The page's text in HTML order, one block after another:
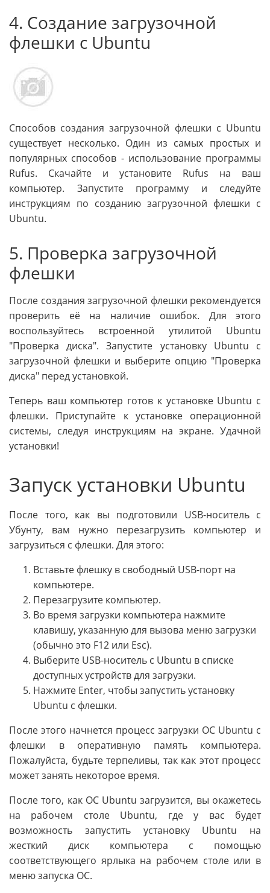
4. Создание загрузочной
флешки с Ubuntu
Способов создания загрузочной флешки с Ubuntu
существует несколько. Один из самых простых и
популярных способов - использование программы
Rufus. Скачайте и установите Rufus на ваш
компьютер. Запустите программу и следуйте
инструкциям по созданию загрузочной флешки с
Ubuntu.
5. Проверка загрузочной
флешки
После создания загрузочной флешки рекомендуется
проверить её на наличие ошибок. Для этого
воспользуйтесь встроенной утилитой Ubuntu
"Проверка диска". Запустите установку Ubuntu с
загрузочной флешки и выберите опцию "Проверка
диска" перед установкой.
Теперь ваш компьютер готов к установке Ubuntu с
флешки. Приступайте к установке операционной
системы, следуя инструкциям на экране. Удачной
установки!
Запуск установки Ubuntu
После того, как вы подготовили USB-носитель с
Убунту, вам нужно перезагрузить компьютер и
загрузиться с флешки. Для этого:
Вставьте флешку в свободный USB-порт на
компьютере.
Перезагрузите компьютер.
Во время загрузки компьютера нажмите
клавишу, указанную для вызова меню загрузки
(обычно это F12 или Esc).
Выберите USB-носитель с Ubuntu в списке
доступных устройств для загрузки.
Нажмите Enter, чтобы запустить установку
Ubuntu с флешки.
После этого начнется процесс загрузки ОС Ubuntu с
флешки в оперативную память компьютера.
Пожалуйста, будьте терпеливы, так как этот процесс
может занять некоторое время.
После того, как ОС Ubuntu загрузится, вы окажетесь
на рабочем столе Ubuntu, где у вас будет
возможность запустить установку Ubuntu на
жесткий диск компьютера с помощью
соответствующего ярлыка на рабочем столе или в
меню запуска ОС.